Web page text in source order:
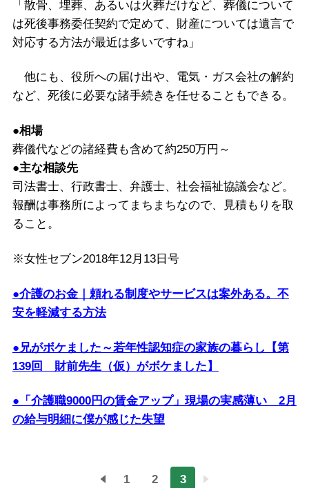
「散骨、埋葬、あるいは火葬だけなど、葬儀について
は死後事務委任契約で定めて、財産については遺言で
対応する方法が最近は多いですね」
他にも、役所への届け出や、電気・ガス会社の解約
など、死後に必要な諸手続きを任せることもできる。
●相場
葬儀代などの諸経費も含めて約250万円～
●主な相談先
司法書士、行政書士、弁護士、社会福祉協議会など。
報酬は事務所によってまちまちなので、見積もりを取
ること。
※女性セブン2018年12月13日号
●介護のお金｜頼れる制度やサービスは案外ある。不
安を軽減する方法
●兄がボケました～若年性認知症の家族の暮らし【第
139回 財前先生（仮）がボケました】
●「介護職9000円の賃金アップ」現場の実感薄い 2月
の給与明細に僕が感じた失望
1 2 3